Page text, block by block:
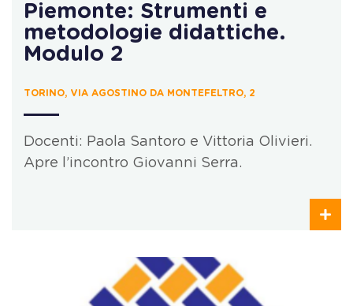
Piemonte: Strumenti e
metodologie didattiche.
Modulo 2
TORINO, VIA AGOSTINO DA MONTEFELTRO, 2
Docenti: Paola Santoro e Vittoria Olivieri.
Apre l’incontro Giovanni Serra.